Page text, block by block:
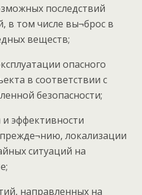
последствий
в том числе вы¬брос в
веществ;
опасного
в соответствии с
безопасности;
и эффективности
локализации
ситуаций на
направленных на